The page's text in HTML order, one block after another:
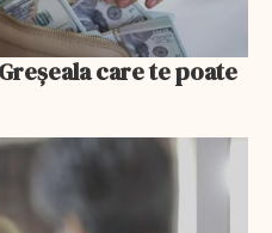
care te poate